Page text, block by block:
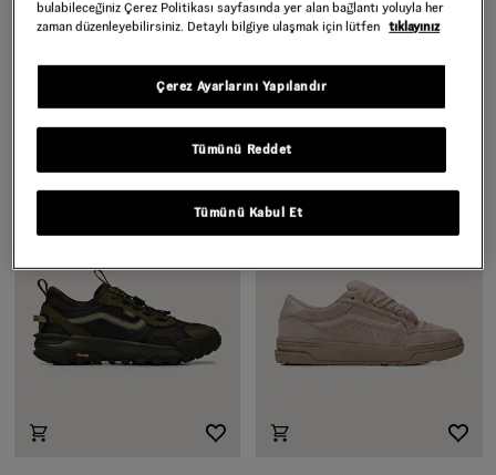
7.999,00 TL 5.599,30 TL
Daha Fazla Renk
4.999,00 TL 3.499,30 TL
%30 indirim %30 indirim
bulabileceğiniz Çerez Politikası sayfasında yer alan bağlantı yoluyla her
zaman düzenleyebilirsiniz. Detaylı bilgiye ulaşmak için lütfen tıklayınız
Tümünü Reddet
Tümünü Kabul Et
Çerez Ayarlarını Yapılandır